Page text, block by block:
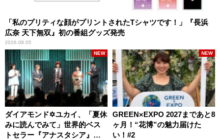
「私のプリティな顔がプリントされたTシャツです！」『長浜
広奈 天下無双』初の番組グッズ発売
2026.08.05
ダイアモンド✡ユカイ、「夏休
みに読んでみて」世界的ベス
トセラー『アナスタシア』を
NEW
GREEN×EXPO 2027まであと8
ヶ月！“花博”の魅力届けた
い！#2
NEW